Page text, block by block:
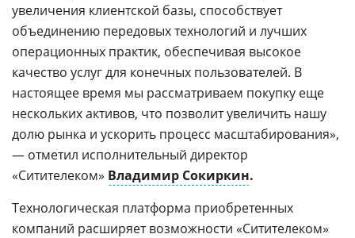
увеличения клиентской базы, способствует
объединению передовых технологий и лучших
операционных практик, обеспечивая высокое
качество услуг для конечных пользователей. В
настоящее время мы рассматриваем покупку еще
нескольких активов, что позволит увеличить нашу
долю рынка и ускорить процесс масштабирования»,
— отметил исполнительный директор
«Ситителеком» Владимир Сокиркин.
Технологическая платформа приобретенных
компаний расширяет возможности «Ситителеком»